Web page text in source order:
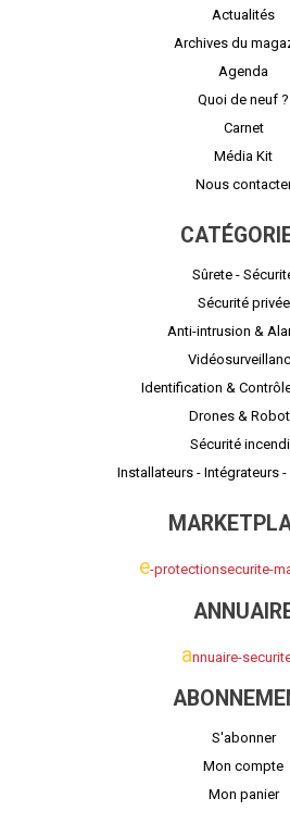
Actualités
Archives du
Agenda
Quoi de neuf ?
Carnet
Média Kit
Nous
Sûrete -
Sécurité privée
Anti-intrusion &
Identification &
Drones &
Sécurité
Installateurs - Intégrateurs
e-protectionsecurite-
annuaire-
S'abonner
Mon compte
Mon panier